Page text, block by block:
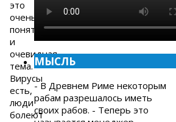
это
очень
понятная
и
очевидная
тема.
Вирусы
есть,
люди
болеют
МЫСЛЬ
- В Древнем Риме некоторым
рабам разрешалось иметь
своих рабов. - Теперь это